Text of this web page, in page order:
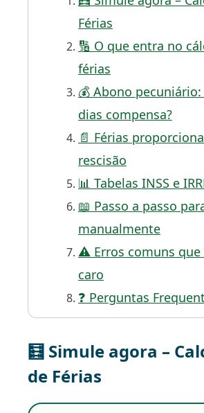
Férias
🔢 O que entra no
férias
💰 Abono
dias compensa?
📄 Férias
rescisão
📊 Tabelas INSS e
📖 Passo a passo
manualmente
⚠️ Erros comuns que
caro
❓ Perguntas
🧮 Simule agora –
de Férias